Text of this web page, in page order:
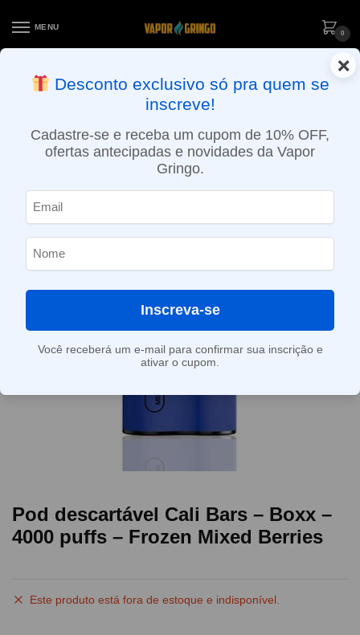
MENU
0
ENTREGA NO MESMO DIA EM SÃO PAULO (SEG A SEX): PEDIDOS
APROVADOS ATÉ 15:30 VIA MOTOBOY
Pod descartável Cali Bars – Boxx –
4000 puffs – Frozen Mixed Berries
Este produto está fora de estoque e indisponível.
×
Desconto exclusivo só pra quem se
inscreve!
Cadastre-se e receba um cupom de 10% OFF,
ofertas antecipadas e novidades da Vapor
Gringo.
Inscreva-se
Você receberá um e-mail para confirmar sua inscrição e
ativar o cupom.